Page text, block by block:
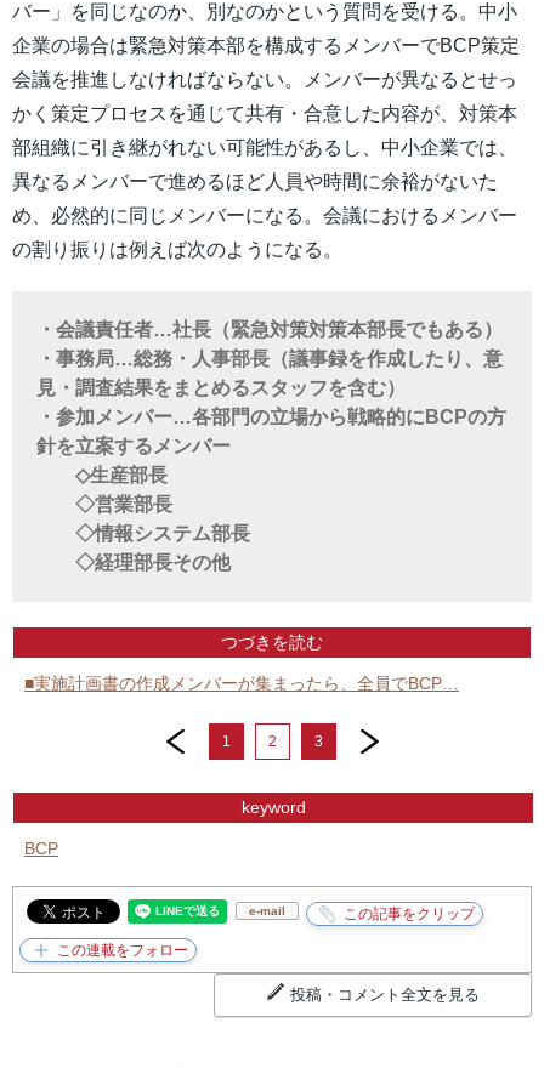
バー」を同じなのか、別なのかという質問を受ける。中小
企業の場合は緊急対策本部を構成するメンバーでBCP策定
会議を推進しなければならない。メンバーが異なるとせっ
かく策定プロセスを通じて共有・合意した内容が、対策本
部組織に引き継がれない可能性があるし、中小企業では、
異なるメンバーで進めるほど人員や時間に余裕がないた
め、必然的に同じメンバーになる。会議におけるメンバー
の割り振りは例えば次のようになる。
・会議責任者…社長（緊急対策対策本部長でもある）
・事務局…総務・人事部長（議事録を作成したり、意
見・調査結果をまとめるスタッフを含む）
・参加メンバー…各部門の立場から戦略的にBCPの方
針を立案するメンバー
◇生産部長
◇営業部長
◇情報システム部長
◇経理部長その他
つづきを読む
■実施計画書の作成メンバーが集まったら、全員でBCP…
prev
1 2 3
next
keyword
BCP
e-mail
投稿・コメント全文を見る